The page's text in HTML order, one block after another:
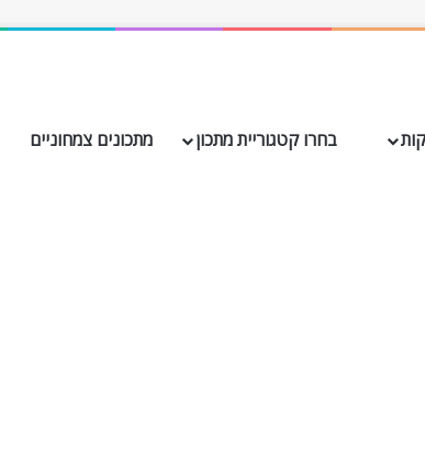
בחרו קטגוריית מתכון מתכונים צמחוניים